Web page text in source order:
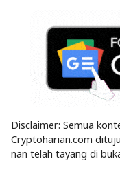
Disclaimer: Semua
Cryptoharian.com
nan telah tayang di